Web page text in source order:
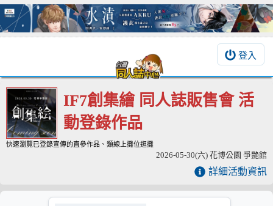
登入
IF7創集繪 同人誌販售會 活
動登錄作品
快速瀏覽已登錄宣傳的直參作品、類線上攤位逛攤
2026-05-30(六) 花博公園 爭艷館
詳細活動資訊